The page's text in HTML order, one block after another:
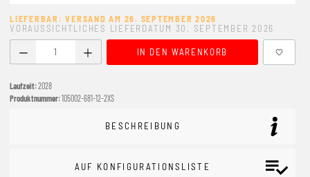
LIEFERBAR: VERSAND AM 26. SEPTEMBER 2026
VORAUSSICHTLICHES LIEFERDATUM 30. SEPTEMBER 2026
Produkt Anzahl: Gib den gewünschten Wert ein oder
IN DEN WARENKORB
Laufzeit:2028
Produktnummer:105002-681-12-2XS
BESCHREIBUNG
AUF KONFIGURATIONSLISTE